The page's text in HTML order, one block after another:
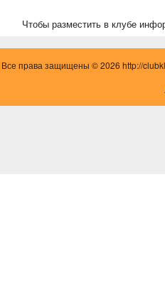
Чтобы разместить в клубе
Все права защищены © 2026 http://